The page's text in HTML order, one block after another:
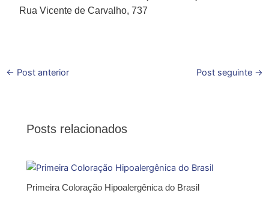
Rua Vicente de Carvalho, 737
← Post anterior Post seguinte →
Posts relacionados
Primeira Coloração Hipoalergênica do Brasil